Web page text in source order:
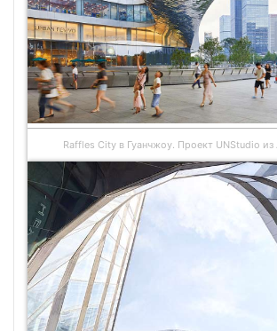
Raffles City в Гуанчжоу. Проект UNStudio